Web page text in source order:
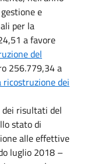
e
per la
a favore
del
256.779,34 a
ricostruzione dei
dei risultati del
stato di
alle effettive
luglio 2018 –